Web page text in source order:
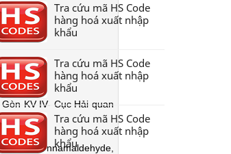
KV IV- Cục Hải quan
gồm Cinnamaldehyde,
Tra cứu mã HS Code
hàng hoá xuất nhập
khẩu
Tra cứu mã HS Code
hàng hoá xuất nhập
khẩu
Tra cứu mã HS Code
hàng hoá xuất nhập
khẩu